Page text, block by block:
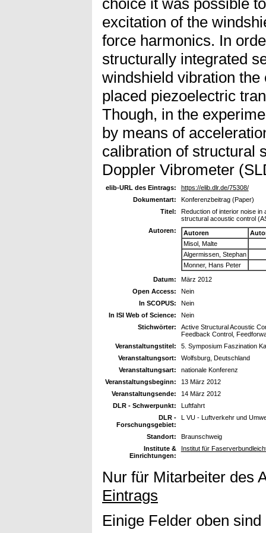
choice it was possible
excitation of the
force harmonics. In
structurally integrated
windshield vibration
placed piezoelectric
Though, in the
by means of
calibration of structural
Doppler Vibrometer
elib-URL des Eintrags:
https://elib.dlr.de/75308/
Dokumentart:
Konferenzbeitrag (Paper)
Titel:
Reduction of interior noise in
structural acoustic control
Autoren:
Autoren
Misol, Malte
Algermissen, Stephan
Monner, Hans Peter
Datum:
März 2012
Open Access:
Nein
In SCOPUS:
Nein
In ISI Web of Science:
Nein
Stichwörter:
Active Structural Acoustic
Feedback Control,
Veranstaltungstitel:
5. Symposium Faszination
Veranstaltungsort:
Wolfsburg, Deutschland
Veranstaltungsart:
nationale Konferenz
Veranstaltungsbeginn:
13 März 2012
Veranstaltungsende:
14 März 2012
DLR - Schwerpunkt:
Luftfahrt
DLR -
Forschungsgebiet:
L VU - Luftverkehr und
Standort:
Braunschweig
Institute &
Einrichtungen:
Institut für
Nur für Mitarbeiter des
Eintrags
Einige Felder oben